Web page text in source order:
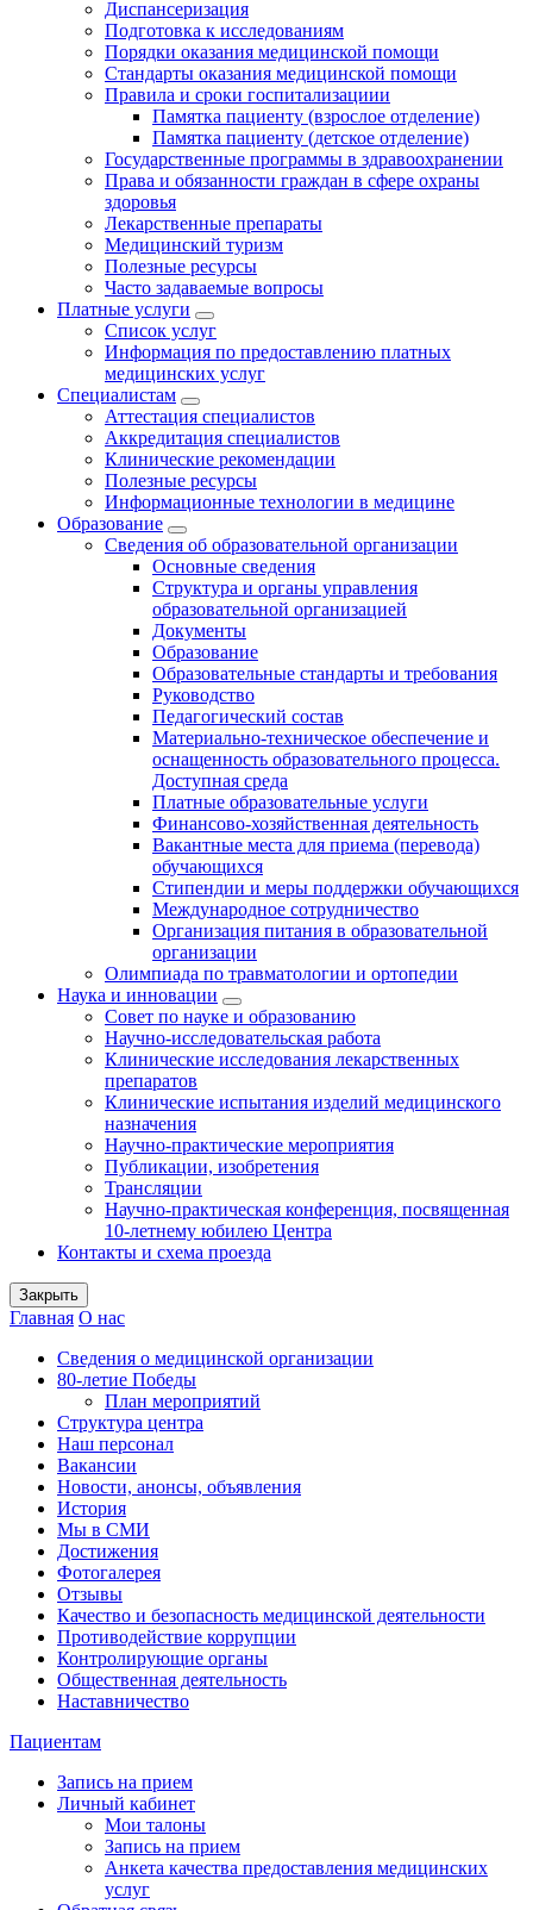
Диспансеризация
Подготовка к исследованиям
Порядки оказания медицинской помощи
Стандарты оказания медицинской помощи
Правила и сроки госпитализациии
Памятка пациенту (взрослое отделение)
Памятка пациенту (детское отделение)
Государственные программы в здравоохранении
Права и обязанности граждан в сфере охраны
здоровья
Лекарственные препараты
Медицинский туризм
Полезные ресурсы
Часто задаваемые вопросы
Платные услуги
Список услуг
Информация по предоставлению платных
медицинских услуг
Специалистам
Аттестация специалистов
Аккредитация специалистов
Клинические рекомендации
Полезные ресурсы
Информационные технологии в медицине
Образование
Сведения об образовательной организации
Основные сведения
Структура и органы управления
образовательной организацией
Документы
Образование
Образовательные стандарты и требования
Руководство
Педагогический состав
Материально-техническое обеспечение и
оснащенность образовательного процесса.
Доступная среда
Платные образовательные услуги
Финансово-хозяйственная деятельность
Вакантные места для приема (перевода)
обучающихся
Стипендии и меры поддержки обучающихся
Международное сотрудничество
Организация питания в образовательной
организации
Олимпиада по травматологии и ортопедии
Наука и инновации
Совет по науке и образованию
Научно-исследовательская работа
Клинические исследования лекарственных
препаратов
Клинические испытания изделий медицинского
назначения
Научно-практические мероприятия
Публикации, изобретения
Трансляции
Научно-практическая конференция, посвященная
10-летнему юбилею Центра
Контакты и схема проезда
Закрыть
Главная О нас
Сведения о медицинской организации
80-летие Победы
План мероприятий
Структура центра
Наш персонал
Вакансии
Новости, анонсы, объявления
История
Мы в СМИ
Достижения
Фотогалерея
Отзывы
Качество и безопасность медицинской деятельности
Противодействие коррупции
Контролирующие органы
Общественная деятельность
Наставничество
Пациентам
Запись на прием
Личный кабинет
Мои талоны
Запись на прием
Анкета качества предоставления медицинских
услуг